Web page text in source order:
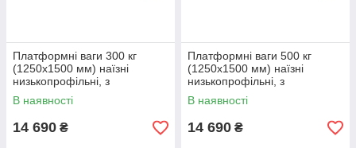
Платформні ваги 300 кг
(1250х1500 мм) наїзні
низькопрофільні, з
розбірними пандусами
В наявності
14 690 ₴
Платформні ваги 500 кг
(1250х1500 мм) наїзні
низькопрофільні, з
розбірними пандусами
В наявності
14 690 ₴